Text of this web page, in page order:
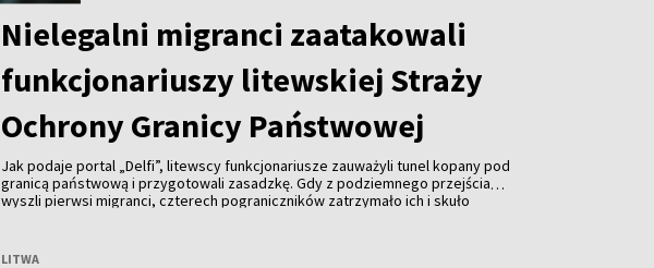
Nielegalni migranci zaatakowali
funkcjonariuszy litewskiej Straży
Ochrony Granicy Państwowej
Jak podaje portal „Delfi”, litewscy funkcjonariusze zauważyli tunel kopany pod
granicą państwową i przygotowali zasadzkę. Gdy z podziemnego przejścia
wyszli pierwsi migranci, czterech pograniczników zatrzymało ich i skuło
pogranicznicy byli zmuszeni się wycofać.
LITWA